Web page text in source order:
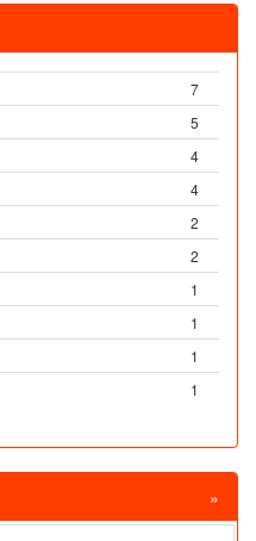
7
5
4
4
2
2
1
1
1
1
»